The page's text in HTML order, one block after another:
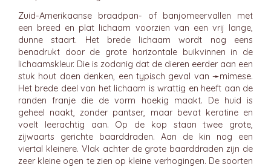
Zuid-Amerikaanse braadpan- of banjomeervallen met
een breed en plat lichaam voorzien van een vrij lange,
dunne staart. Het brede lichaam wordt nog eens
benadrukt door de grote horizontale buikvinnen in de
lichaamskleur. Die is zodanig dat de dieren eerder aan een
stuk hout doen denken, een typisch geval van ➛mimese.
Het brede deel van het lichaam is wrattig en heeft aan de
randen franje die de vorm hoekig maakt. De huid is
geheel naakt, zonder pantser, maar bevat keratine en
voelt leerachtig aan. Op de kop staan twee grote,
zijwaarts gerichte baarddraden. Aan de kin nog een
viertal kleinere. Vlak achter de grote baarddraden zijn de
zeer kleine ogen te zien op kleine verhogingen. De soorten